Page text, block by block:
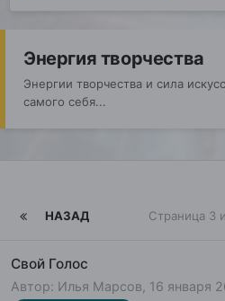
Энергия творчества
Энергии творчества и сила
самого себя...
НАЗАД Страница 3
Свой Голос
Автор: Илья Марсов 16 января